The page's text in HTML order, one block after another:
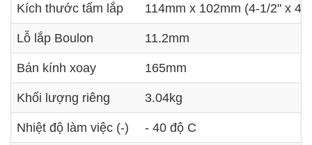
Kích thước tấm lắp 114mm x 102mm (4-1/2" x 4")
Lỗ lắp Boulon 11.2mm
Bán kính xoay 165mm
Khối lượng riêng 3.04kg
Nhiệt độ làm việc (-) - 40 độ C